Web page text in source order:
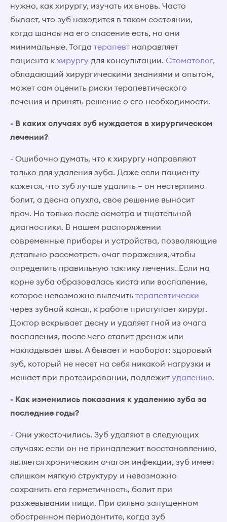
нужно, как хирургу, изучать их вновь. Часто
бывает, что зуб находится в таком состоянии,
когда шансы на его спасение есть, но они
минимальные. Тогда терапевт направляет
пациента кхирургу для консультации. Стоматолог,
обладающий хирургическими знаниями и опытом,
может сам оценить риски терапевтического
лечения и принять решение о его необходимости.
- В каких случаях зуб нуждается в хирургическом
лечении?
- Ошибочно думать, что к хирургу направляют
только для удаления зуба. Даже если пациенту
кажется, что зуб лучше удалить – он нестерпимо
болит, а десна опухла, свое решение выносит
врач. Но только после осмотра и тщательной
диагностики. В нашем распоряжении
современные приборы и устройства, позволяющие
детально рассмотреть очаг поражения, чтобы
определить правильную тактику лечения. Если на
корне зуба образовалась киста или воспаление,
которое невозможно вылечить терапевтически
через зубной канал, к работе приступает хирург.
Доктор вскрывает десну и удаляет гной из очага
воспаления, после чего ставит дренаж или
накладывает швы. А бывает и наоборот: здоровый
зуб, который не несет на себя никакой нагрузки и
мешает при протезировании, подлежит удалению.
- Как изменились показания к удалению зуба за
последние годы?
- Они ужесточились. Зуб удаляют в следующих
случаях: если он не принадлежит восстановлению,
является хроническим очагом инфекции, зуб имеет
слишком мягкую структуру и невозможно
сохранить его герметичность, болит при
разжевывании пищи. При сильно запущенном
обостренном периодонтите, когда зуб